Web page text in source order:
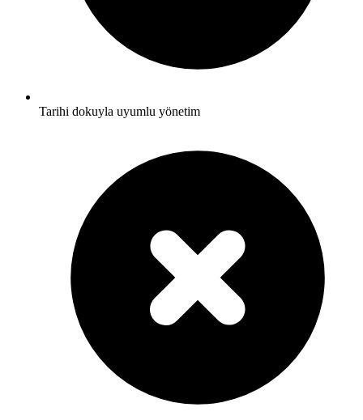
Tarihi dokuyla uyumlu yönetim